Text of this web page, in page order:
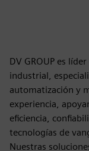
DV GROUP es
industrial,
automatización y
experiencia,
eficiencia,
tecnologías de
Nuestras